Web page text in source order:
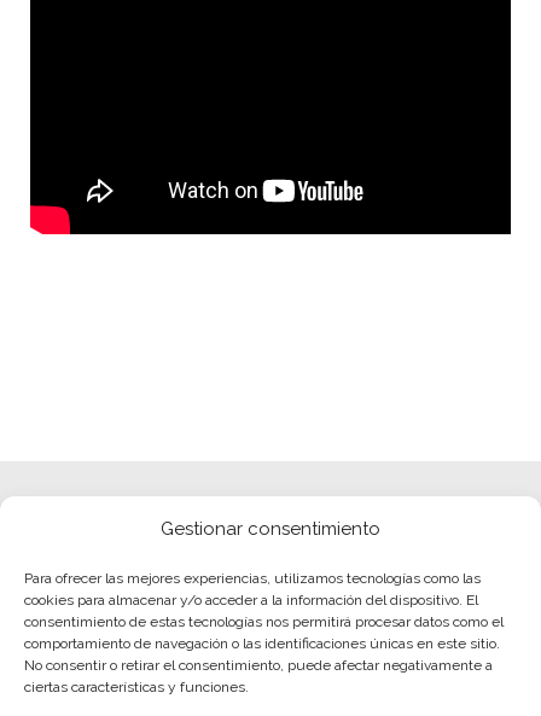
Gestionar consentimiento
Para ofrecer las mejores experiencias, utilizamos tecnologías como las
cookies para almacenar y/o acceder a la información del dispositivo. El
consentimiento de estas tecnologías nos permitirá procesar datos como el
comportamiento de navegación o las identificaciones únicas en este sitio.
No consentir o retirar el consentimiento, puede afectar negativamente a
ciertas características y funciones.